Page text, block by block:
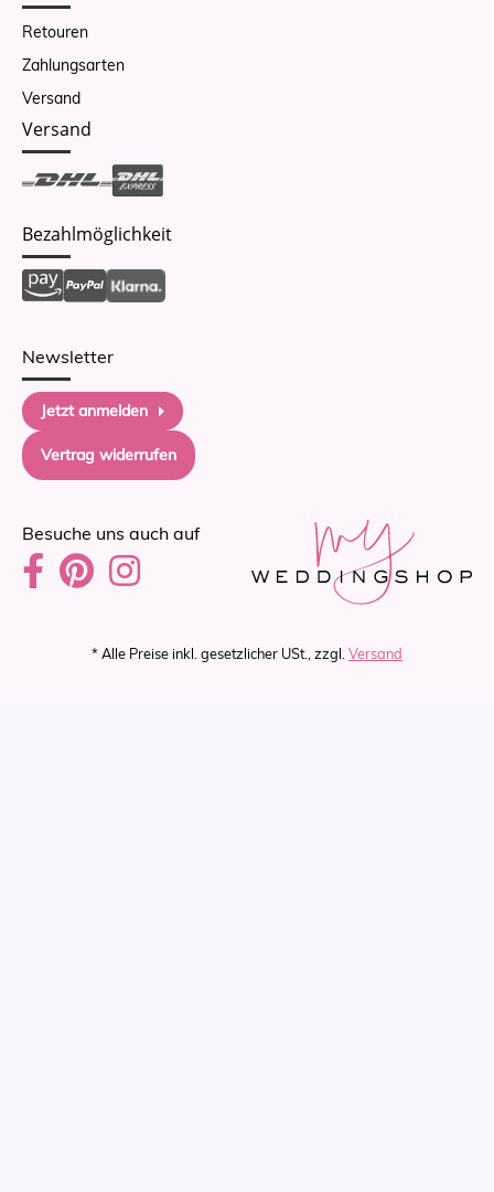
Retouren
Zahlungsarten
Versand
Versand
Bezahlmöglichkeit
Newsletter
Jetzt anmelden
Vertrag widerrufen
Besuche uns auch auf
* Alle Preise inkl. gesetzlicher USt., zzgl. Versand